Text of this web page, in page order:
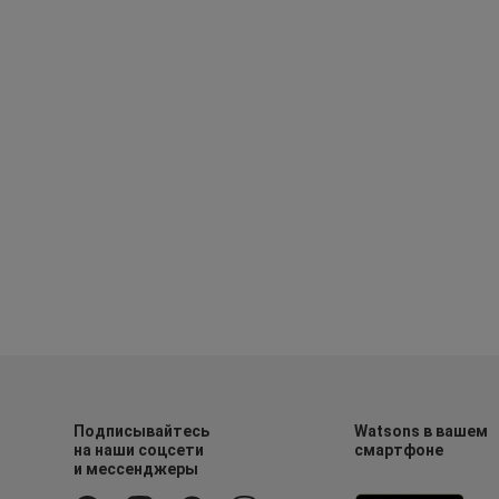
Подписывайтесь
на наши соцсети
и мессенджеры
Watsons в вашем
смартфоне